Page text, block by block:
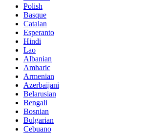
Polish
Basque
Catalan
Esperanto
Hindi
Lao
Albanian
Amharic
Armenian
Azerbaijani
Belarusian
Bengali
Bosnian
Bulgarian
Cebuano